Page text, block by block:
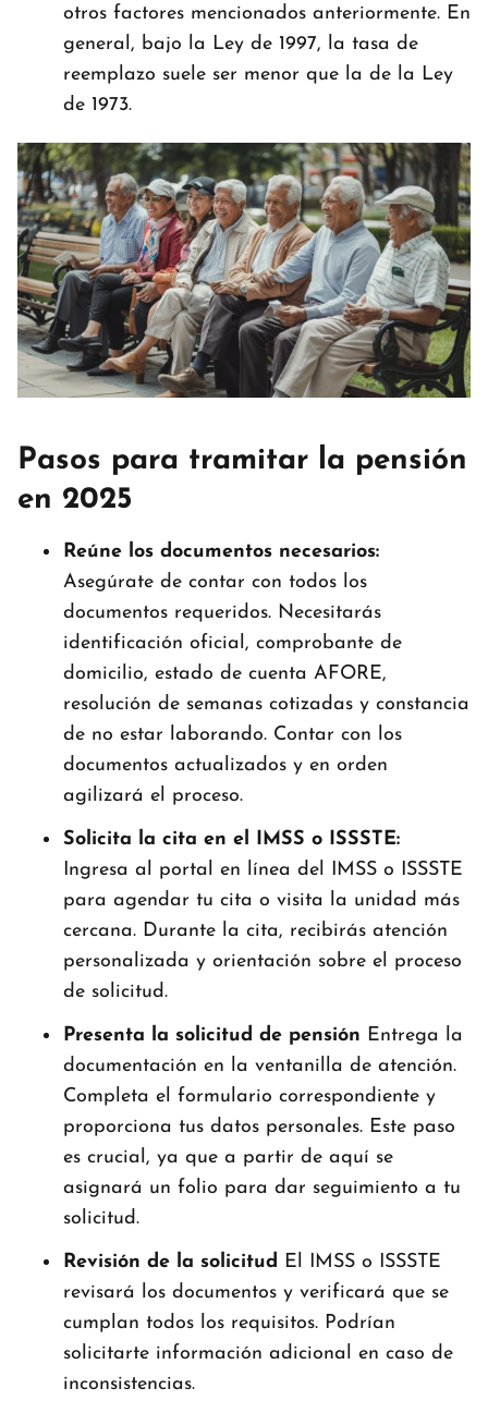
otros factores mencionados anteriormente. En
general, bajo la Ley de 1997, la tasa de
reemplazo suele ser menor que la de la Ley
de 1973.
Pasos para tramitar la pensión
en 2025
Reúne los documentos necesarios:
Asegúrate de contar con todos los
documentos requeridos. Necesitarás
identificación oficial, comprobante de
domicilio, estado de cuenta AFORE,
resolución de semanas cotizadas y constancia
de no estar laborando. Contar con los
documentos actualizados y en orden
agilizará el proceso.
Solicita la cita en el IMSS o ISSSTE:
Ingresa al portal en línea del IMSS o ISSSTE
para agendar tu cita o visita la unidad más
cercana. Durante la cita, recibirás atención
personalizada y orientación sobre el proceso
de solicitud.
Presenta la solicitud de pensión Entrega la
documentación en la ventanilla de atención.
Completa el formulario correspondiente y
proporciona tus datos personales. Este paso
es crucial, ya que a partir de aquí se
asignará un folio para dar seguimiento a tu
solicitud.
Revisión de la solicitud El IMSS o ISSSTE
revisará los documentos y verificará que se
cumplan todos los requisitos. Podrían
solicitarte información adicional en caso de
inconsistencias.